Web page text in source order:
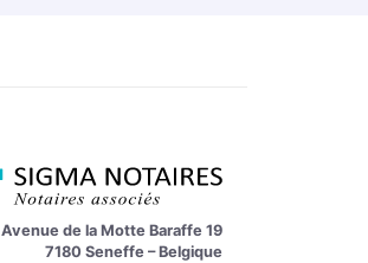
Avenue de la Motte Baraffe 19
7180 Seneffe – Belgique